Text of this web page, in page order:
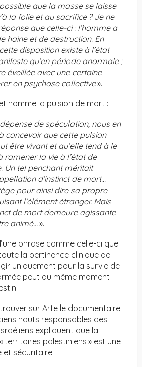
que la masse se laisse
la folie et au sacrifice ? Je ne
que celle-ci: l’homme a
haine et de destruction. En
disposition existe à l’état
qu’en période anormale ;
éveillée avec une certaine
en psychose collective».
nomme la pulsion de mort :
de spéculation, nous en
concevoir que cette pulsion
être vivant et qu’elle tend à le
ramener la vie à l’état de
Un tel penchant méritait
d’instinct de mort…
pour ainsi dire sa propre
l’élément étranger. Mais
de mort demeure agissante
animé…».
phrase comme celle-ci que
la pertinence clinique de
uniquement pour la survie de
peut au même moment
sur Arte le documentaire
hauts responsables des
expliquent que la
territoires palestiniens » est une
et sécuritaire.